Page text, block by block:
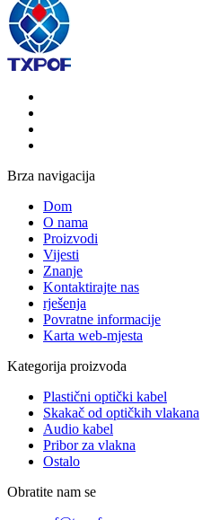
Brza navigacija
Dom
O nama
Proizvodi
Vijesti
Znanje
Kontaktirajte nas
rješenja
Povratne informacije
Karta web-mjesta
Kategorija proizvoda
Plastični optički kabel
Skakač od optičkih vlakana
Audio kabel
Pribor za vlakna
Ostalo
Obratite nam se